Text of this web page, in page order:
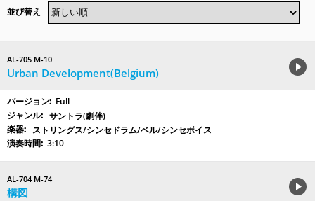
並び替え
AL-705 M-10
Urban Development(Belgium)
Full
サントラ(劇伴)
ストリングス/シンセドラム/ベル/シンセボイス
3:10
AL-704 M-74
構図